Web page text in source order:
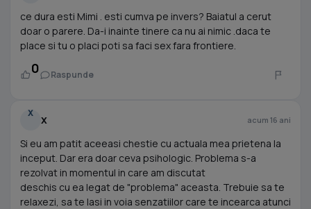
ce dura esti Mimi . esti cumva pe invers? Baiatul a cerut
doar o parere. Da-i inainte tinere ca nu ai nimic .daca te
place si tu o placi poti sa faci sex fara frontiere.
0 Raspunde
X
X acum 16 ani
Si eu am patit aceeasi chestie cu actuala mea prietena la
inceput. Dar era doar ceva psihologic. Problema s-a
rezolvat in momentul in care am discutat
deschis cu ea legat de "problema" aceasta. Trebuie sa te
relaxezi, sa te lasi in voia senzatiilor care te incearca atunci